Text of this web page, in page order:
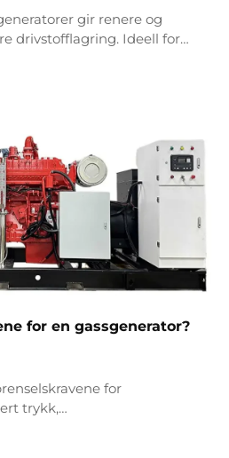
gir renere og
drivstofflagring. Ideell for
for en gassgenerator?
for
trykk,